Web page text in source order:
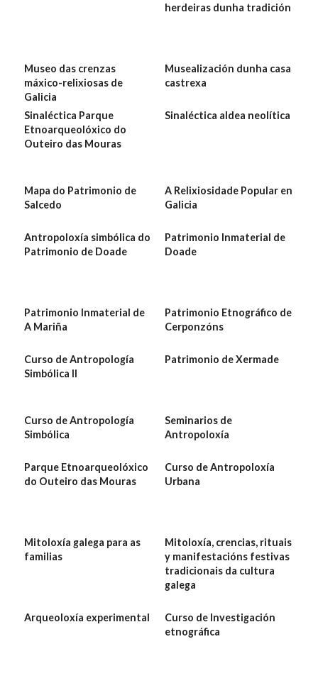
herdeiras dunha tradición
Museo das crenzas
máxico-relixiosas de
Galicia
Musealización dunha casa
castrexa
Sinaléctica Parque
Etnoarqueolóxico do
Outeiro das Mouras
Sinaléctica aldea neolítica
Mapa do Patrimonio de
Salcedo
A Relixiosidade Popular en
Galicia
Antropoloxía simbólica do
Patrimonio de Doade
Patrimonio Inmaterial de
Doade
Patrimonio Inmaterial de
A Mariña
Patrimonio Etnográfico de
Cerponzóns
Curso de Antropología
Simbólica II
Patrimonio de Xermade
Curso de Antropología
Simbólica
Seminarios de
Antropoloxía
Parque Etnoarqueolóxico
do Outeiro das Mouras
Curso de Antropoloxía
Urbana
Mitoloxía galega para as
familias
Mitoloxía, crencias, rituais
y manifestacións festivas
tradicionais da cultura
galega
Arqueoloxía experimental
Curso de Investigación
etnográfica